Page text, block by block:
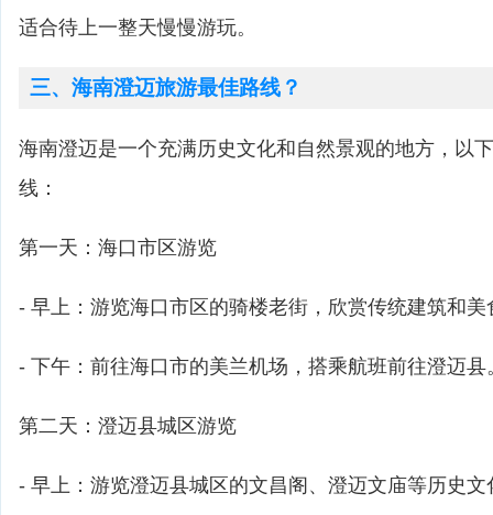
适合待上一整天慢慢游玩。
三、海南澄迈旅游最佳路线？
海南澄迈是一个充满历史文化和自然景观的地方，以
线：
第一天：海口市区游览
- 早上：游览海口市区的骑楼老街，欣赏传统建筑和美
- 下午：前往海口市的美兰机场，搭乘航班前往澄迈县
第二天：澄迈县城区游览
- 早上：游览澄迈县城区的文昌阁、澄迈文庙等历史文